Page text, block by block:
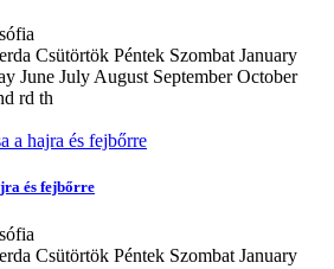
Csütörtök Péntek Szombat January
June July August September October
rd th
és fejbőrre
Csütörtök Péntek Szombat January